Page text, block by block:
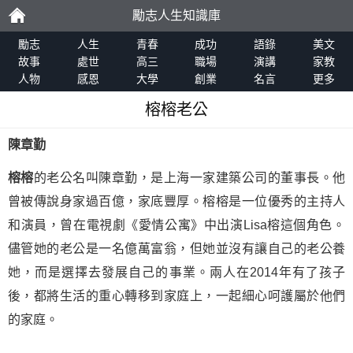
勵
志
勵志人生知識庫
勵志 人生 青春 成功 語錄
美文
故事
處世 高三 職場 演講
家教
人物
感恩 大學 創業 名言 更多
榕榕老公
陳章勤
榕榕的老公名叫陳章勤，是上海一家建築公司的董事長。他
曾被傳說身家過百億，家底豐厚。榕榕是一位優秀的主持人
和演員，曾在電視劇《愛情公寓》中出演Lisa榕這個角色。
儘管她的老公是一名億萬富翁，但她並沒有讓自己的老公養
她，而是選擇去發展自己的事業。兩人在2014年有了孩子
後，都將生活的重心轉移到家庭上，一起細心呵護屬於他們
的家庭。